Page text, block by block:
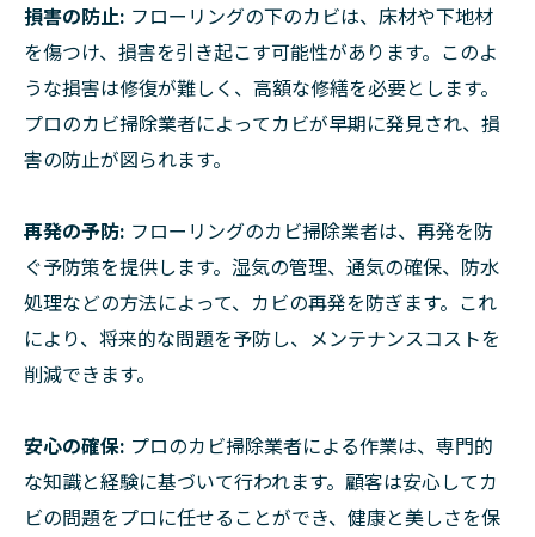
損害の防止: フローリングの下のカビは、床材や下地材
を傷つけ、損害を引き起こす可能性があります。このよ
うな損害は修復が難しく、高額な修繕を必要とします。
プロのカビ掃除業者によってカビが早期に発見され、損
害の防止が図られます。
再発の予防: フローリングのカビ掃除業者は、再発を防
ぐ予防策を提供します。湿気の管理、通気の確保、防水
処理などの方法によって、カビの再発を防ぎます。これ
により、将来的な問題を予防し、メンテナンスコストを
削減できます。
安心の確保: プロのカビ掃除業者による作業は、専門的
な知識と経験に基づいて行われます。顧客は安心してカ
ビの問題をプロに任せることができ、健康と美しさを保